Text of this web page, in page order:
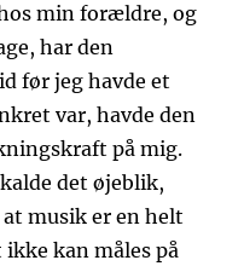
min forældre, og
har den
før jeg havde et
var, havde den
på mig.
det øjeblik,
musik er en helt
kan måles på